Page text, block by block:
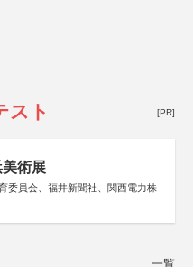
スト [PR]
術展
委員会、福井新聞社、関西電力株
一覧